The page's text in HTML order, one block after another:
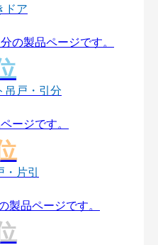
ドア
吊戸・引分
・片引